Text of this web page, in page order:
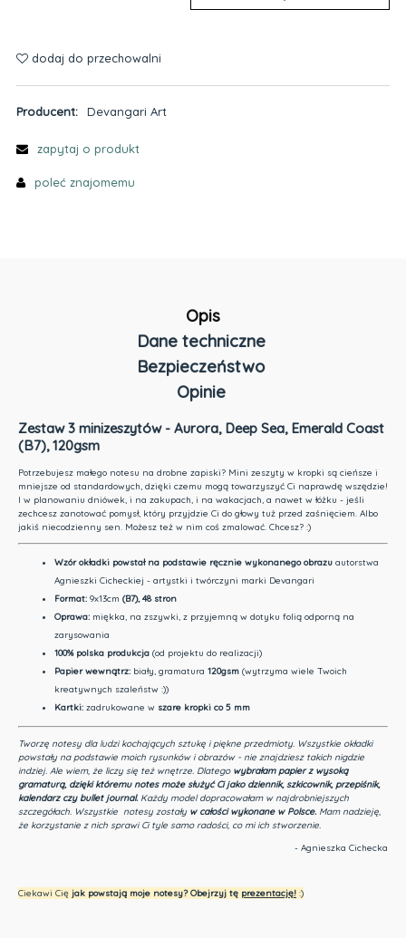
dodaj do przechowalni
Producent: Devangari Art
zapytaj o produkt
poleć znajomemu
Opis
Dane techniczne
Bezpieczeństwo
Opinie
Zestaw 3 minizeszytów - Aurora, Deep Sea, Emerald Coast
(B7), 120gsm
Potrzebujesz małego notesu na drobne zapiski? Mini zeszyty w kropki są cieńsze i
mniejsze od standardowych, dzięki czemu mogą towarzyszyć Ci naprawdę wszędzie!
I w planowaniu dniówek, i na zakupach, i na wakacjach, a nawet w łóżku - jeśli
zechcesz zanotować pomysł, który przyjdzie Ci do głowy tuż przed zaśnięciem. Albo
jakiś niecodzienny sen. Możesz też w nim coś zmalować. Chcesz? :)
Wzór okładki powstał na podstawie ręcznie wykonanego obrazu autorstwa
Agnieszki Cicheckiej - artystki i twórczyni marki Devangari
Format:9x13cm (B7), 48 stron
Oprawa:miękka, na zszywki, z przyjemną w dotyku folią odporną na
zarysowania
100% polska produkcja(od projektu do realizacji)
Papier wewnątrz: biały, gramatura 120gsm(wytrzyma wiele Twoich
kreatywnych szaleństw :))
Kartki:zadrukowane w szare kropki co 5 mm
Tworzę notesy dla ludzi kochających sztukę i piękne przedmioty. Wszystkie okładki
powstały na podstawie moich rysunków i obrazów - nie znajdziesz takich nigdzie
indziej. Ale wiem, że liczy się też wnętrze. Dlatego wybrałam papier z wysoką
gramaturą, dzięki któremu notes może służyć Ci jako dziennik, szkicownik, przepiśnik,
kalendarz czy bullet journal. Każdy model dopracowałam w najdrobniejszych
szczegółach. Wszystkie notesy zostały w całości wykonane w Polsce.Mam nadzieję,
że korzystanie z nich sprawi Ci tyle samo radości, co mi ich stworzenie.
- Agnieszka Cichecka
Ciekawi Cięjak powstają moje notesy? Obejrzyj tę prezentację!:)